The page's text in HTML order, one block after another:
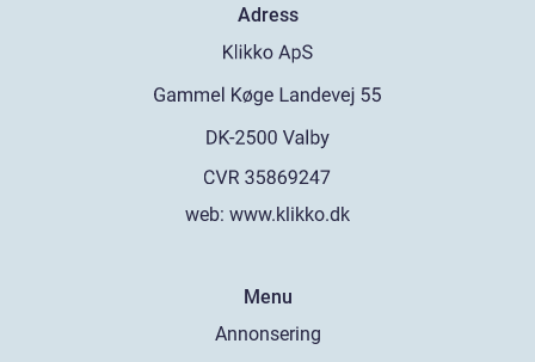
Adress
web: www.klikko.dk
Menu
Annonsering